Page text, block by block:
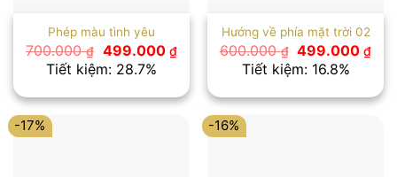
Phép màu tình yêu
700.000₫ Giá
gốc
là:
499.000 ₫Giá
hiện
là:
499.000 ₫.
Tiết kiệm: 28.7%
Hướng về phía mặt trời 02
600.000₫ Giá
gốc
là:
499.000₫Giá
là:
Tiết kiệm: 16.8%
-17% -16%